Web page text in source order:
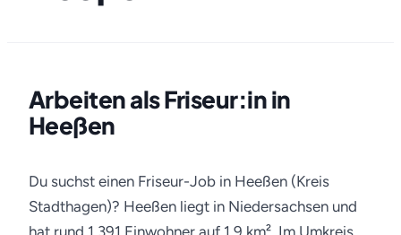
Arbeiten als Friseur:in in
Heeßen
Du suchst einen Friseur-Job in Heeßen (Kreis
Stadthagen)? Heeßen liegt in Niedersachsen und
hat rund 1.391 Einwohner auf 1,9 km². Im Umkreis